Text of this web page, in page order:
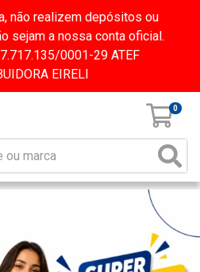
não realizem depósitos ou
sejam a nossa conta oficial.
0001-29 ATEF
EIRELI
0